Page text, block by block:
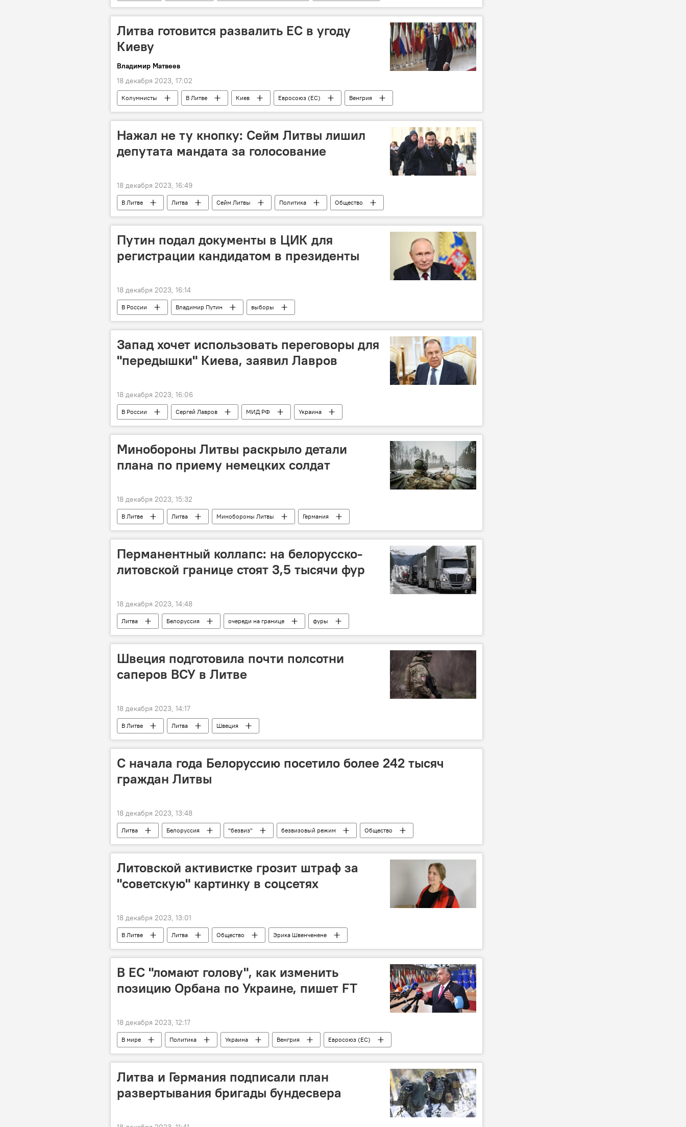
Литва готовится развалить ЕС в угоду
Киеву
Владимир Матвеев
18 декабря 2023, 17:02
Колумнисты В Литве Киев Евросоюз (ЕС)
Венгрия
Владимир Путин
Нажал не ту кнопку: Сейм Литвы лишил
депутата мандата за голосование
18 декабря 2023, 16:49
В Литве Литва Сейм Литвы Политика
Общество
Пятрас Гражулис
Путин подал документы в ЦИК для
регистрации кандидатом в президенты
18 декабря 2023, 16:14
В России Владимир Путин выборы
Запад хочет использовать переговоры для
"передышки" Киева, заявил Лавров
18 декабря 2023, 16:06
В России Сергей Лавров МИД РФ Украина
Минобороны Литвы раскрыло детали
плана по приему немецких солдат
18 декабря 2023, 15:32
В Литве Литва Минобороны Литвы Германия
Перманентный коллапс: на белорусско-
литовской границе стоят 3,5 тысячи фур
18 декабря 2023, 14:48
Литва Белоруссия очереди на границе
фуры
государственная граница
граница очередь литовско-белорусская граница
Швеция подготовила почти полсотни
саперов ВСУ в Литве
18 декабря 2023, 14:17
В Литве Литва Швеция
С начала года Белоруссию посетило более 242 тысяч
граждан Литвы
18 декабря 2023, 13:48
Литва Белоруссия "безвиз" безвизовый режим
Общество
общество
Латвия Польша
Литовской активистке грозит штраф за
"советскую" картинку в соцсетях
18 декабря 2023, 13:01
В Литве Литва Общество Эрика Швенченене
В ЕС "ломают голову", как изменить
позицию Орбана по Украине, пишет FT
18 декабря 2023, 12:17
В мире Политика Украина Венгрия Евросоюз (ЕС)
Литва и Германия подписали план
развертывания бригады бундесвера